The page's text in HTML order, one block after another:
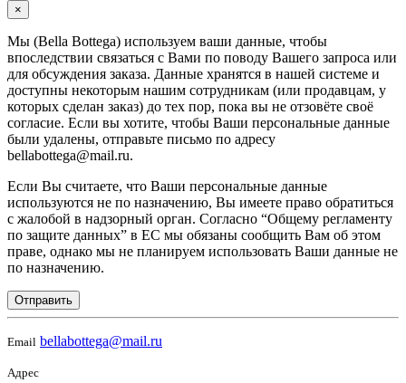
×
Мы (Bella Bottega) используем ваши данные, чтобы
впоследствии связаться с Вами по поводу Вашего запроса или
для обсуждения заказа. Данные хранятся в нашей системе и
доступны некоторым нашим сотрудникам (или продавцам, у
которых сделан заказ) до тех пор, пока вы не отзовёте своё
согласие. Если вы хотите, чтобы Ваши персональные данные
были удалены, отправьте письмо по адресу
bellabottega@mail.ru.
Если Вы считаете, что Ваши персональные данные
используются не по назначению, Вы имеете право обратиться
с жалобой в надзорный орган. Согласно “Общему регламенту
по защите данных” в ЕС мы обязаны сообщить Вам об этом
праве, однако мы не планируем использовать Ваши данные не
по назначению.
Отправить
Email bellabottega@mail.ru
Адрес